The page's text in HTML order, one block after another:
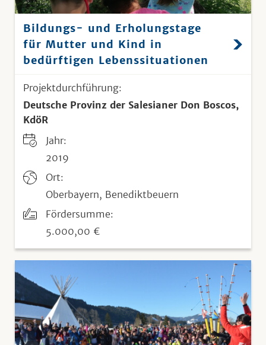
Bildungs- und Erholungstage
für Mutter und Kind in
bedürftigen Lebenssituationen
Projektdurchführung:
Deutsche Provinz der Salesianer Don Boscos,
KdöR
Jahr:
2019
Ort:
Oberbayern, Benediktbeuern
Fördersumme:
5.000,00 €